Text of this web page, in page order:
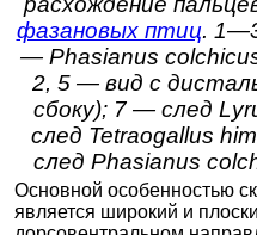
фазановых птиц.
— Phasianus
2, 5 — вид с
сбоку); 7 — след
след Tetraogallus
след Phasianus
Основной особенностью
является широкий и